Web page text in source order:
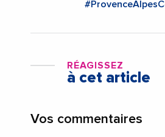
RÉAGISSEZ
à cet article
Vos commentaires